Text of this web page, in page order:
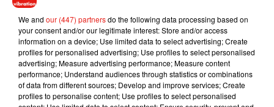
Musique
Benny Blanco invite Selena Gomez et
We and our (447) partnersdo the following data processing based on
your consent and/or our legitimate interest: Store and/or access
information on a device; Use limited data to select advertising; Create
profiles for personalised advertising; Use profiles to select personalised
advertising; Measure advertising performance; Measure content
performance; Understand audiences through statistics or combinations
of data from different sources; Develop and improve services; Create
profiles to personalise content; Use profiles to select personalised